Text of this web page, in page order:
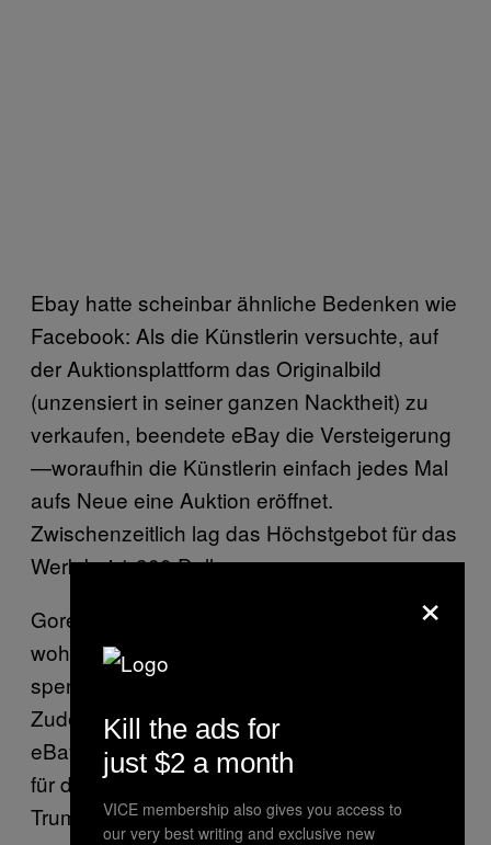
Ebay hatte scheinbar ähnliche Bedenken wie
Facebook: Als die Künstlerin versuchte, auf
der Auktionsplattform das Originalbild
(unzensiert in seiner ganzen Nacktheit) zu
verkaufen, beendete eBay die Versteigerung
—woraufhin die Künstlerin einfach jedes Mal
aufs Neue eine Auktion eröffnet.
Zwischenzeitlich lag das Höchstgebot für das
Werk bei 1.300 Dollar.
Gore will einen Teil des Erlöses an die
wohltätige Organisation Safe Place for Youth
spenden, die obdachlosen Jugendlichen hilft.
Zudem hat sie angekündigt, jedes Mal, wenn
eBay ihre Auktion wieder entfernt, 100 Dollar
für den Wahlkampf eines Gegenkandidaten
Trumps zu spenden.
×
Kill the ads for
just $2 a month
VICE membership also gives you access to
our very best writing and exclusive new